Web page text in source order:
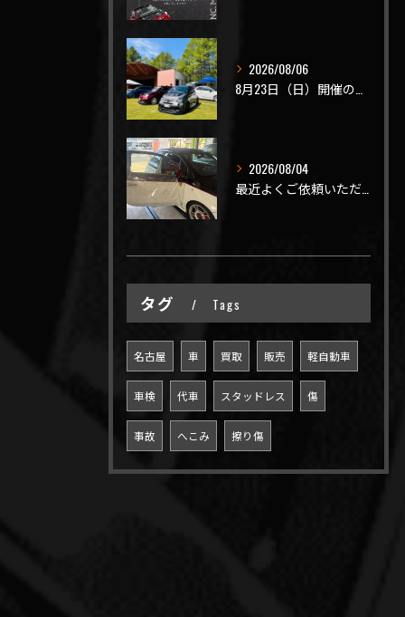
2026/08/06
8月23日（日）開催のビーナスラインを走ろうの会 夏の陣
2026/08/04
最近よくご依頼いただく、弊社おすすめメニュー！
タグ Tags
名古屋 車 買取 販売 軽自動車
車検 代車 スタッドレス 傷
事故 へこみ 擦り傷